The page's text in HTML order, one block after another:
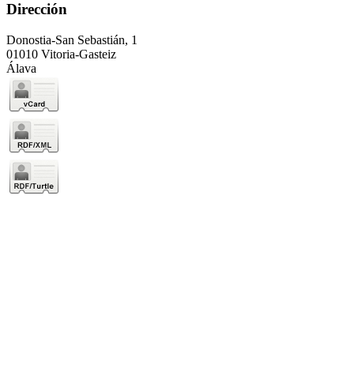
Dirección
Donostia-San Sebastián, 1
01010 Vitoria-Gasteiz
Álava